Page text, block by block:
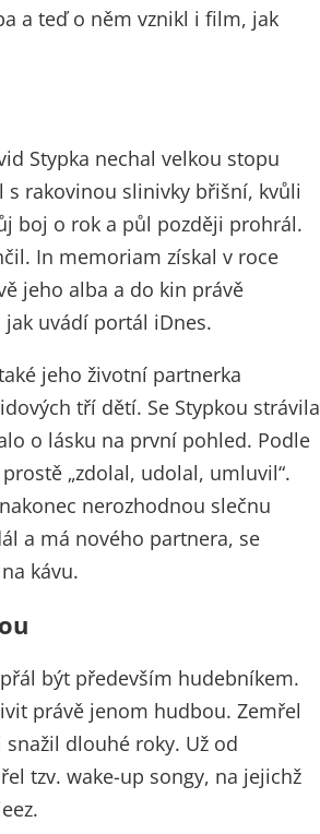
a teď o něm vznikl i film, jak
Stypka nechal velkou stopu
s rakovinou slinivky břišní, kvůli
boj o rok a půl později prohrál.
In memoriam získal v roce
jeho alba a do kin právě
uvádí portál iDnes.
jeho životní partnerka
tří dětí. Se Stypkou strávila
o lásku na první pohled. Podle
„zdolal, udolal, umluvil“.
nerozhodnou slečnu
a má nového partnera, se
kávu.
být především hudebníkem.
právě jenom hudbou. Zemřel
dlouhé roky. Už od
tzv. wake-up songy, na jejichž